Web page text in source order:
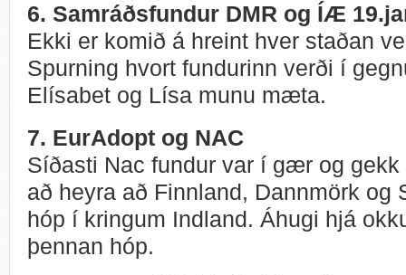
6. Samráðsfundur DMR og ÍÆ
Ekki er komið á hreint hver staðan
Spurning hvort fundurinn verði í
Elísabet og Lísa munu mæta.
7. EurAdopt og NAC
Síðasti Nac fundur var í gær og
að heyra að Finnland, Dannmörk og
hóp í kringum Indland. Áhugi hjá
þennan hóp.